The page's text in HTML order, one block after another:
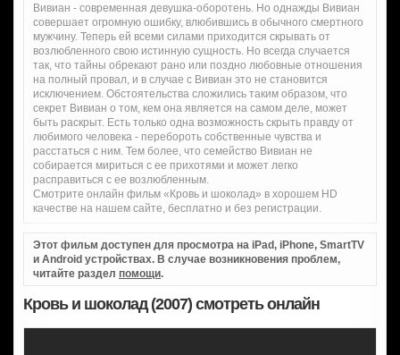
Вивиан - современная девушка-оборотень. Но однажды Вивиан
совершает огромную ошибку, влюбившись в обычного смертного
мужчину. Теперь ей всеми силами приходится скрывать от
возлюбленного свою истинную сущность. Но всегда случается
так, что тайны обрекают рано или поздно любовные отношения
на полный провал, и в случае с Вивиан это не становится
исключением. Обстоятельства сложились таким образом, что
секрет Вивиан о том, кем она является на самом деле, может
быть раскрыт. Есть только одна возможность скрыть правду от
любимого человека - перебороть собственные чувства и
расстаться с ним. Тем более, что семейство Вивиан не
собирается мириться с ее прихотями и может легко
расправиться с ее возлюбленным.
Смотрите онлайн фильм «Кровь и шоколад» в хорошем HD
качестве на нашем сайте, бесплатно и без регистрации.
Этот фильм доступен для просмотра на iPad, iPhone, SmartTV
и Android устройствах. В случае возникновения проблем,
читайте раздел помощи.
Кровь и шоколад (2007) смотреть онлайн